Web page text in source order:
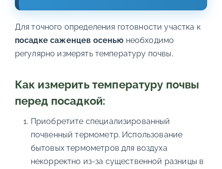
Для точного определения готовности участка к
посадке саженцев осенью необходимо
регулярно измерять температуру почвы.
Как измерить температуру почвы
перед посадкой:
Приобретите специализированный
почвенный термометр. Использование
бытовых термометров для воздуха
некорректно из-за существенной разницы в